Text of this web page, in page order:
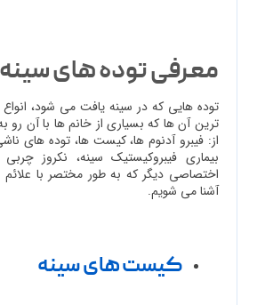
معرفی توده های سینه
توده هایی که در سینه یافت می شود، انواع
ترین آن ها که بسیاری از خانم ها با آن رو
از: فیبرو آدنوم ها، کیست ها، توده های
بیماری فیبروکیستیک سینه، نکروز
اختصاصی دیگر که به طور مختصر با علائم
آشنا می شویم.
کیست های سینه